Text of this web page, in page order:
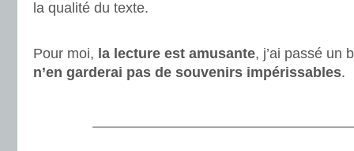
la qualité du texte.
Pour moi, la lecture est amusante, j’ai passé un
n’en garderai pas de souvenirs impérissables.